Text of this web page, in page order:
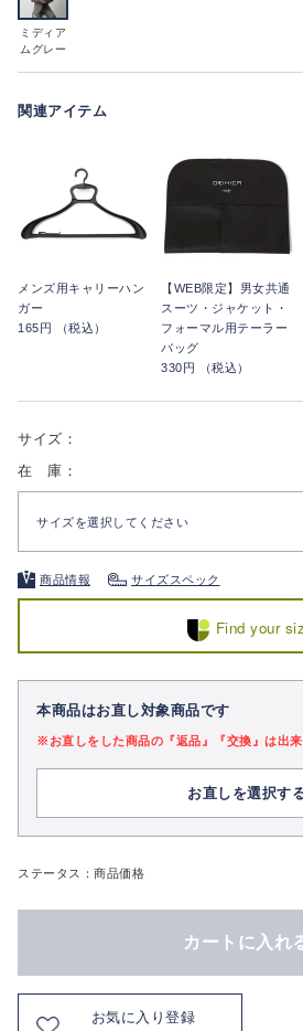
ミディア
ムグレー
関連アイテム
メンズ用キャリーハン
ガー
165円 （税込）
【WEB限定】男女共通
スーツ・ジャケット・
フォーマル用テーラー
バッグ
330円 （税込）
サイズ：
在 庫：
サイズを選択してください
商品情報 サイズスペック
Find your
本商品はお直し対象商品です
※お直しをした商品の『返品』『交換』は出来
お直しを選択す
ステータス：商品価格
カートに入れ
お気に入り登録